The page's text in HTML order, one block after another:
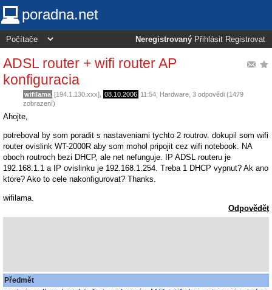
poradna.net
Neregistrovaný Přihlásit Registrovat
ADSL router + wifi router AP
konfiguracia
wifilama [194.1.130.xxx], 08.10.2006 11:54 Hardware , 3 odpovědi (1479
zobrazení)
Ahojte,
potreboval by som poradit s nastaveniami tychto 2 routrov. dokupil som wifi
router ovislink WT-2000R aby som mohol pripojit cez wifi notebook. NA
oboch routroch bezi DHCP, ale net nefunguje. IP ADSL routeru je
192.168.1.1 a IP ovislinku je 192.168.1.254. Treba 1 DHCP vypnut? Ak ano
ktore? Ako to cele nakonfigurovat? Thanks.
wifilama.
Odpovědět
Předmět